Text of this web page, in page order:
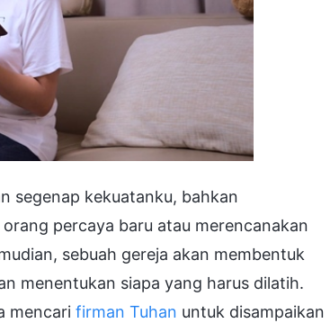
segenap kekuatanku, bahkan
percaya baru atau merencanakan
sebuah gereja akan membentuk
menentukan siapa yang harus dilatih.
mencari firman Tuhan untuk disampaikan